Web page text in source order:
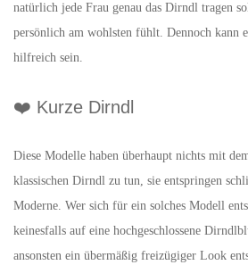
natürlich jede Frau genau das Dirndl tragen
persönlich am wohlsten fühlt. Dennoch kann
hilfreich sein.
❤️ Kurze Dirndl
Diese Modelle haben überhaupt nichts mit
klassischen Dirndl zu tun, sie entspringen
Moderne. Wer sich für ein solches Modell
keinesfalls auf eine hochgeschlossene
ansonsten ein übermäßig freizügiger Look